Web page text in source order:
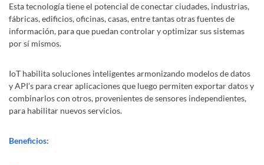
Esta tecnología tiene el potencial de conectar ciudades, industrias,
fábricas, edificios, oficinas, casas, entre tantas otras fuentes de
información, para que puedan controlar y optimizar sus sistemas
por sí mismos.
IoT habilita soluciones inteligentes armonizando modelos de datos
y API’s para crear aplicaciones que luego permiten exportar datos y
combinarlos con otros, provenientes de sensores independientes,
para habilitar nuevos servicios.
Beneficios: